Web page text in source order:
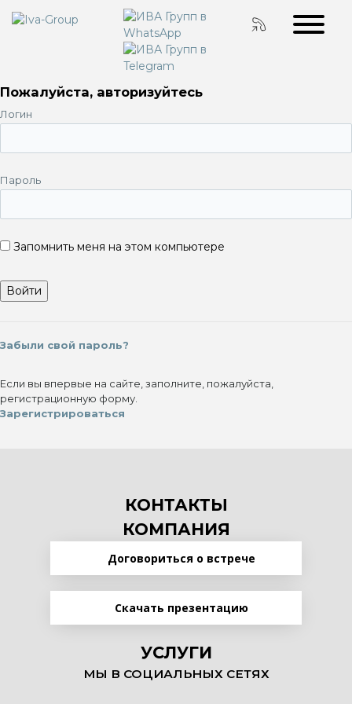
Пожалуйста, авторизуйтесь
Логин
Пароль
Запомнить меня на этом компьютере
Забыли свой пароль?
Если вы впервые на сайте, заполните, пожалуйста,
регистрационную форму.
Зарегистрироваться
КОНТАКТЫ
КОМПАНИЯ
Договориться о встрече
Скачать презентацию
УСЛУГИ
МЫ В СОЦИАЛЬНЫХ СЕТЯХ